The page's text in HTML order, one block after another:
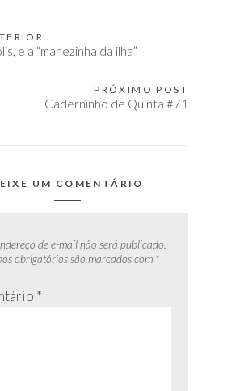
e a “manezinha da ilha”
PRÓXIMO POST
Caderninho de Quinta #71
UM COMENTÁRIO
de e-mail não será publicado.
obrigatórios são marcados com *
*